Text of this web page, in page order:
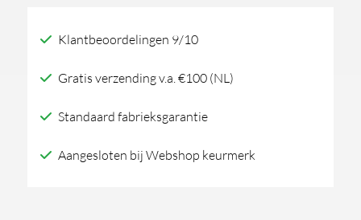
Klantbeoordelingen 9/10
Gratis verzending v.a. €100 (NL)
Standaard fabrieksgarantie
Aangesloten bij Webshop keurmerk